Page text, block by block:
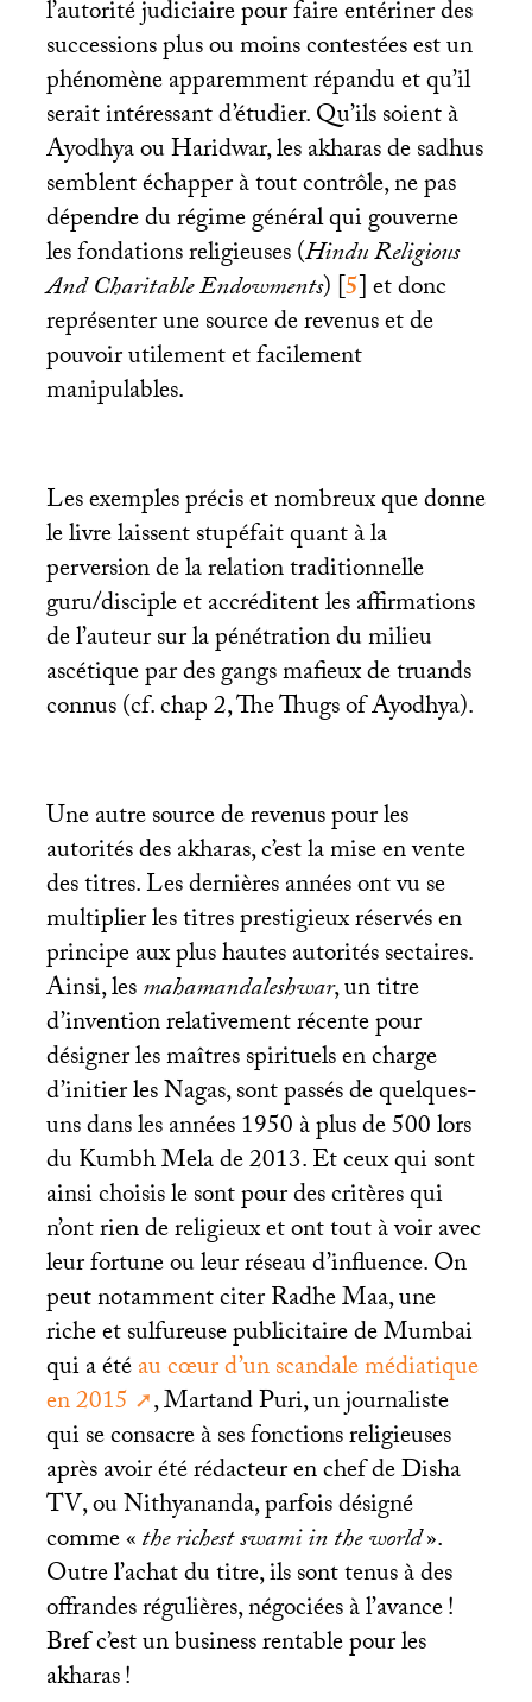
l’autorité judiciaire pour faire entériner des
successions plus ou moins contestées est un
phénomène apparemment répandu et qu’il
serait intéressant d’étudier. Qu’ils soient à
Ayodhya ou Haridwar, les akharas de sadhus
semblent échapper à tout contrôle, ne pas
dépendre du régime général qui gouverne
les fondations religieuses (Hindu Religious
And Charitable Endowments)[5]et donc
représenter une source de revenus et de
pouvoir utilement et facilement
manipulables.
Les exemples précis et nombreux que donne
le livre laissent stupéfait quant à la
perversion de la relation traditionnelle
guru/disciple et accréditent les affirmations
de l’auteur sur la pénétration du milieu
ascétique par des gangs mafieux de truands
connus (cf. chap 2, The Thugs of Ayodhya).
Une autre source de revenus pour les
autorités des akharas, c’est la mise en vente
des titres. Les dernières années ont vu se
multiplier les titres prestigieux réservés en
principe aux plus hautes autorités sectaires.
Ainsi, lesmahamandaleshwar, un titre
d’invention relativement récente pour
désigner les maîtres spirituels en charge
d’initier les Nagas, sont passés de quelques-
uns dans les années 1950 à plus de 500 lors
du Kumbh Mela de 2013. Et ceux qui sont
ainsi choisis le sont pour des critères qui
n’ont rien de religieux et ont tout à voir avec
leur fortune ou leur réseau d’influence. On
peut notamment citer Radhe Maa, une
riche et sulfureuse publicitaire de Mumbai
qui a étéau cœur d’un scandale médiatique
en 2015
, Martand Puri, un journaliste
qui se consacre à ses fonctions religieuses
après avoir été rédacteur en chef de Disha
TV, ou Nithyananda, parfois désigné
comme «the richest swami in the world».
Outre l’achat du titre, ils sont tenus à des
offrandes régulières, négociées à l’avance!
Bref c’est un business rentable pour les
akharas!